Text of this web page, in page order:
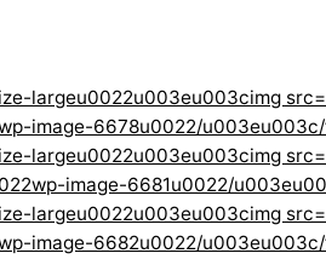
largeu0022u003eu003cimg
image-6678u0022/
largeu0022u003eu003cimg
image-6681u0022/
largeu0022u003eu003cimg
image-6682u0022/